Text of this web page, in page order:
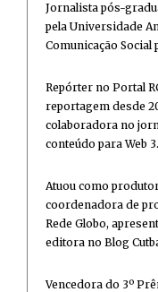
Jornalista pós-
pela Universidade
Comunicação Social
Repórter no Portal
reportagem desde
colaboradora no
conteúdo para Web
Atuou como
coordenadora de
Rede Globo,
editora no Blog
Vencedora do 3º